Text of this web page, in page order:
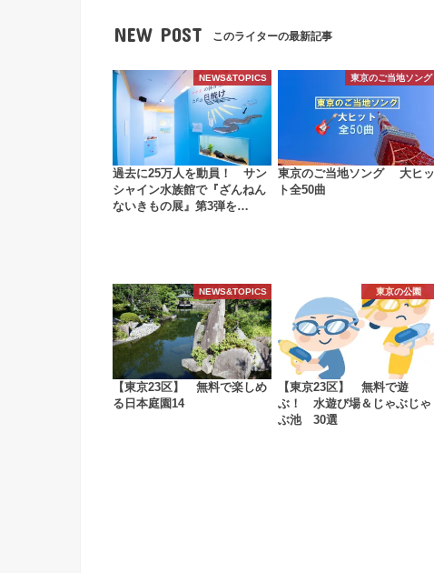
NEW POST このライターの最新記事
NEWS&TOPICS
過去に25万人を動員！ サン
シャイン水族館で『ざんねん
ないきもの展』第3弾を…
東京のご当地ソング
東京のご当地ソング 大ヒッ
ト全50曲
NEWS&TOPICS
【東京23区】 無料で楽しめ
る日本庭園14
東京の公園
【東京23区】 無料で遊
ぶ！ 水遊び場＆じゃぶじゃ
ぶ池 30選